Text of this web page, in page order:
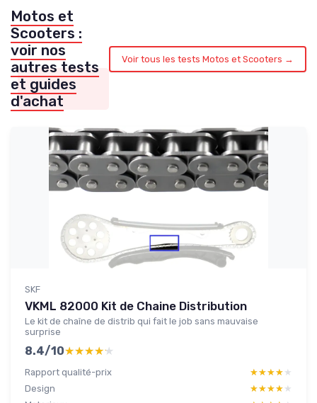
Motos et
Scooters :
voir nos
autres tests
et guides
d'achat
Voir tous les tests Motos et Scooters →
SKF
VKML 82000 Kit de Chaine Distribution
Le kit de chaîne de distrib qui fait le job sans mauvaise
surprise
8.4/10★★★★★
★★★★★
Rapport qualité-prix ★★★★★
★★★★★
Design
★★★★★
★★★★★